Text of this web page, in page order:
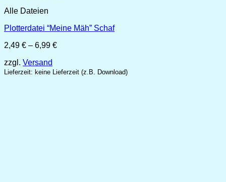
Alle Dateien
Plotterdatei “Meine Mäh” Schaf
2,49 € – 6,99 €Preisspanne:
6,99 €
zzgl. Versand
Lieferzeit: keine Lieferzeit (z.B. Download)